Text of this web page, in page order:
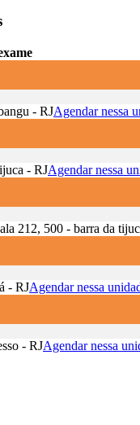
- RJAgendar nessa
- RJAgendar nessa
212, 500 - barra da
- RJAgendar nessa
- RJAgendar nessa